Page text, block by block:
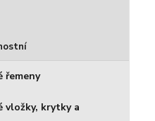
řemeny
vložky, krytky a